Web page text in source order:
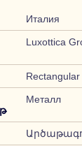
Италия
Luxottica
Rectangular
Металл